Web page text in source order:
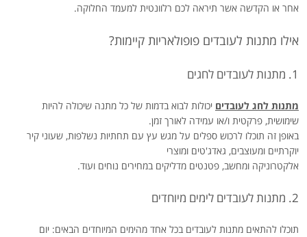
אחר או הקדשה אשר תיראה לכם רלוונטית למעמד החלוקה.
אילו מתנות לעובדים פופולאריות קיימות?
1. מתנות לעובדים לחגים
מתנות לחג לעובדים יכולות לבוא בדמות של כל מתנה שיכולה להיות
שימושית, פרקטית ו/או עמידה לאורך זמן.
באופן זה תוכלו לרכוש ספלים על מגש עץ עם תחתיות נשלפות, שעוני קיר
יוקרתיים ומעוצבים, גאדג'טים ומוצרי
אלקטרוניקה ומחשב, פטנטים מדליקים במחירים נוחים ועוד.
2. מתנות לעובדים לימים מיוחדים
תוכלו להתאים מתנות לעובדים בכל אחד מהימים המיוחדים הבאים: יום